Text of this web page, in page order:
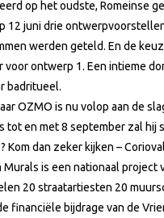
op het oudste, Romeinse
12 juni drie
werden geteld. En de
voor ontwerp 1. Een intieme
badritueel.
OZMO is nu volop aan de
tot en met 8 september zal hij
Kom dan zeker kijken –
Murals is een nationaal project
20 straatartiesten 20
financiële bijdrage van de